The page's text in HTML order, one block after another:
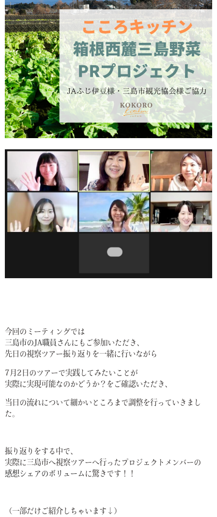
今回のミーティングでは
三島市のJA職員さんにもご参加いただき、
先日の視察ツアー振り返りを一緒に行いながら
7月2日のツアーで実践してみたいことが
実際に実現可能なのかどうか？をご確認いただき、
当日の流れについて細かいところまで調整を行っていきまし
た。
振り返りをする中で、
実際に三島市へ視察ツアーへ行ったプロジェクトメンバーの
感想シェアのボリューム に驚きです！！
（一部だけご紹介しちゃいます↓）